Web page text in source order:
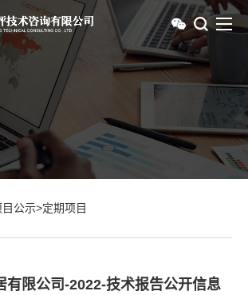
目公示>定期项目
有限公司-2022-技术报告公开信息